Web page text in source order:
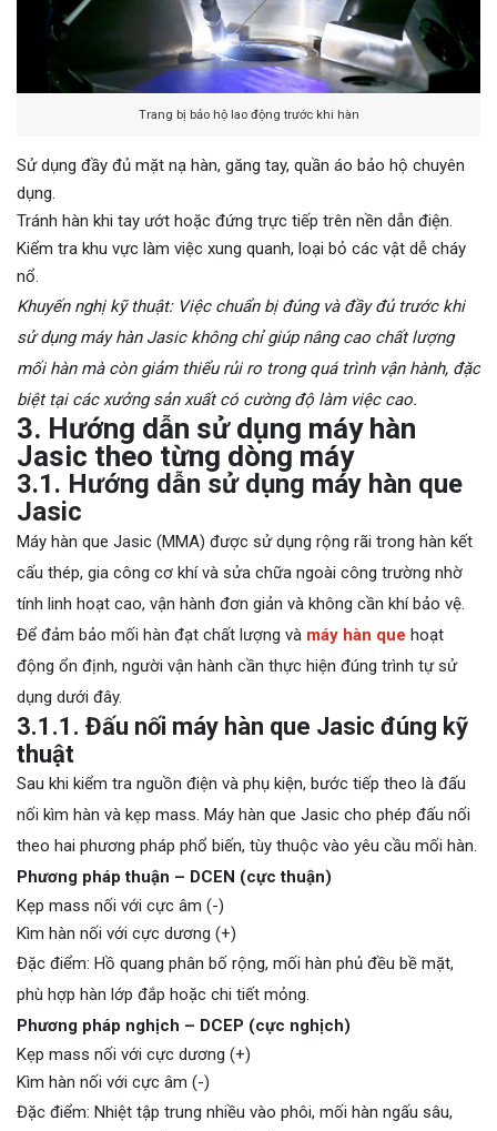
Trang bị bảo hộ lao động trước khi hàn
Sử dụng đầy đủ mặt nạ hàn, găng tay, quần áo bảo hộ chuyên
dụng.
Tránh hàn khi tay ướt hoặc đứng trực tiếp trên nền dẫn điện.
Kiểm tra khu vực làm việc xung quanh, loại bỏ các vật dễ cháy
nổ.
Khuyến nghị kỹ thuật: Việc chuẩn bị đúng và đầy đủ trước khi
sử dụng máy hàn Jasic không chỉ giúp nâng cao chất lượng
mối hàn mà còn giảm thiểu rủi ro trong quá trình vận hành, đặc
biệt tại các xưởng sản xuất có cường độ làm việc cao.
3. Hướng dẫn sử dụng máy hàn
Jasic theo từng dòng máy
3.1. Hướng dẫn sử dụng máy hàn que
Jasic
Máy hàn que Jasic (MMA) được sử dụng rộng rãi trong hàn kết
cấu thép, gia công cơ khí và sửa chữa ngoài công trường nhờ
tính linh hoạt cao, vận hành đơn giản và không cần khí bảo vệ.
Để đảm bảo mối hàn đạt chất lượng và máy hàn que hoạt
động ổn định, người vận hành cần thực hiện đúng trình tự sử
dụng dưới đây.
3.1.1. Đấu nối máy hàn que Jasic đúng kỹ
thuật
Sau khi kiểm tra nguồn điện và phụ kiện, bước tiếp theo là đấu
nối kìm hàn và kẹp mass. Máy hàn que Jasic cho phép đấu nối
theo hai phương pháp phổ biến, tùy thuộc vào yêu cầu mối hàn.
Phương pháp thuận – DCEN (cực thuận)
Kẹp mass nối với cực âm (-)
Kìm hàn nối với cực dương (+)
Đặc điểm: Hồ quang phân bố rộng, mối hàn phủ đều bề mặt,
phù hợp hàn lớp đắp hoặc chi tiết mỏng.
Phương pháp nghịch – DCEP (cực nghịch)
Kẹp mass nối với cực dương (+)
Kìm hàn nối với cực âm (-)
Đặc điểm: Nhiệt tập trung nhiều vào phôi, mối hàn ngấu sâu,